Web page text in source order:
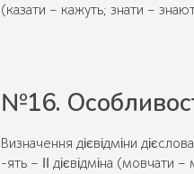
(казати – кажуть; знати –
№16.
Визначення дієвідміни
-ять – ІІ дієвідміна (мовчати